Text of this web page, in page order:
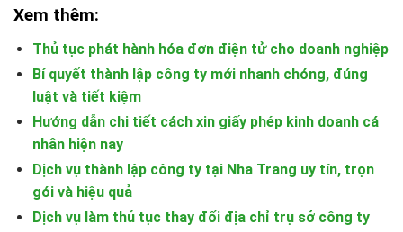
Xem thêm:
Thủ tục phát hành hóa đơn điện tử cho doanh nghiệp
Bí quyết thành lập công ty mới nhanh chóng, đúng
luật và tiết kiệm
Hướng dẫn chi tiết cách xin giấy phép kinh doanh cá
nhân hiện nay
Dịch vụ thành lập công ty tại Nha Trang uy tín, trọn
gói và hiệu quả
Dịch vụ làm thủ tục thay đổi địa chỉ trụ sở công ty